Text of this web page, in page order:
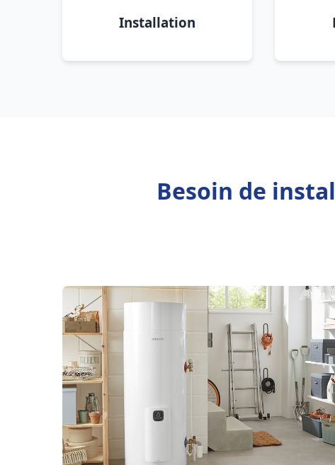
Installation
Besoin de